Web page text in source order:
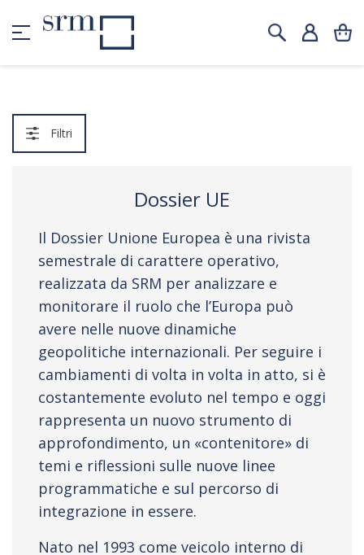
Filtri
Dossier UE
Il Dossier Unione Europea è una rivista
semestrale di carattere operativo,
realizzata da SRM per analizzare e
monitorare il ruolo che l’Europa può
avere nelle nuove dinamiche
geopolitiche internazionali. Per seguire i
cambiamenti di volta in volta in atto, si è
costantemente evoluto nel tempo e oggi
rappresenta un nuovo strumento di
approfondimento, un «contenitore» di
temi e riflessioni sulle nuove linee
programmatiche e sul percorso di
integrazione in essere.
Nato nel 1993 come veicolo interno di